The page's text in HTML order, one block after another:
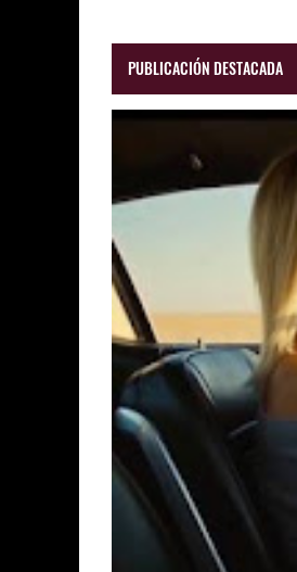
PUBLICACIÓN DESTACADA